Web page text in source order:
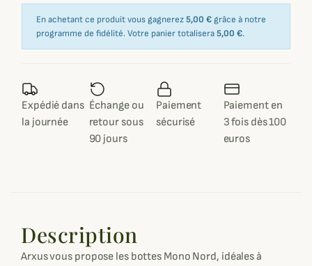
En achetant ce produit vous gagnerez5,00 € grâce à notre
programme de fidélité. Votre panier totalisera5,00 €.
Expédié dans
la journée
Échange ou
retour sous
90 jours
Paiement
sécurisé
Paiement en
3 fois dès 100
euros
Description
Arxus vous propose les bottes Mono Nord, idéales à